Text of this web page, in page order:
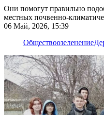
Они помогут правильно
местных почвенно-
06 Май, 2026, 15:39
Обществоозеленение